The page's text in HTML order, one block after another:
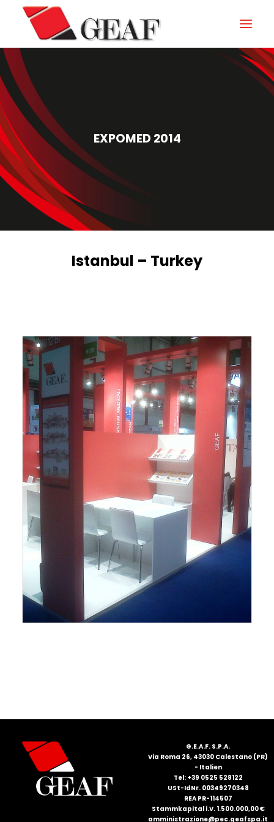
GEAF
UNTERNEHMEN
KNOW-HOW
UNSERE SEKTOREN
KONTAKTIEREN
NEUIGKEITEN UND VERANSTALTUNGEN
DOWNLOAD
ITALIANO
ENGLISH
FRANÇAIS
EXPOMED 2014
Istanbul – Turkey
G.E.A.F. S.P.A.
Via Roma 26, 43030 Calestano (PR)
- Italien
Tel: +39 0525 528122
USt-IdNr. 00349270348
REA PR-114507
Stammkapital i.V. 1.500.000,00 €
amministrazione@pec.geafspa.it